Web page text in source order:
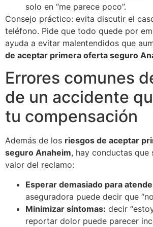
solo en “me parece poco”.
Consejo práctico: evita discutir el
teléfono. Pide que todo quede por
ayuda a evitar malentendidos que
de aceptar primera oferta seguro
Errores comunes
de un accidente
tu compensación
Además de los riesgos de aceptar
seguro Anaheim, hay conductas que
valor del reclamo:
Esperar demasiado para
aseguradora puede decir que
Minimizar síntomas: decir
reportar dolor puede parecer